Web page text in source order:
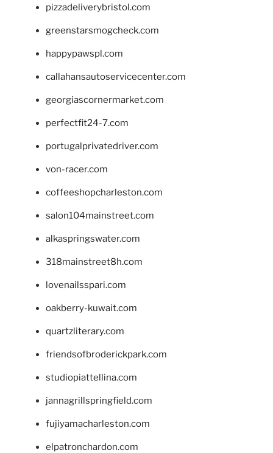
pizzadeliverybristol.com
greenstarsmogcheck.com
happypawspl.com
callahansautoservicecenter.com
georgiascornermarket.com
perfectfit24-7.com
portugalprivatedriver.com
von-racer.com
coffeeshopcharleston.com
salon104mainstreet.com
alkaspringswater.com
318mainstreet8h.com
lovenailsspari.com
oakberry-kuwait.com
quartzliterary.com
friendsofbroderickpark.com
studiopiattellina.com
jannagrillspringfield.com
fujiyamacharleston.com
elpatronchardon.com